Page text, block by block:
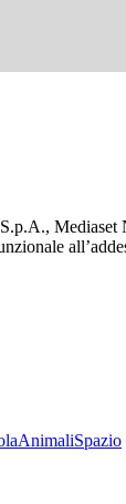
Mediaset
AnimaliSpazio